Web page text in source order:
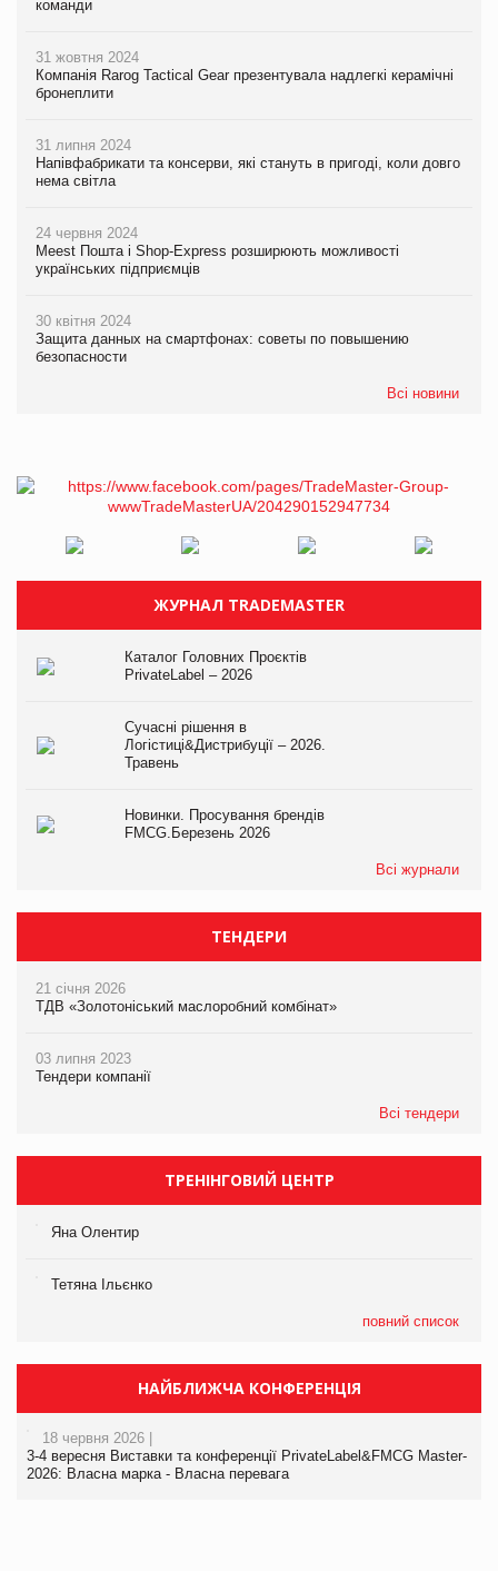
команди
31 жовтня 2024
Компанія Rarog Tactical Gear презентувала надлегкі керамічні
бронеплити
31 липня 2024
Напівфабрикати та консерви, які стануть в пригоді, коли довго
нема світла
24 червня 2024
Meest Пошта і Shop-Express розширюють можливості
українських підприємців
30 квітня 2024
Защита данных на смартфонах: советы по повышению
безопасности
Всі новини
ЖУРНАЛ TRADEMASTER
Каталог Головних Проєктів
PrivateLabel – 2026
Сучасні рішення в
Логістиці&Дистрибуції – 2026.
Травень
Новинки. Просування брендів
FMCG.Березень 2026
Всі журнали
ТЕНДЕРИ
21 січня 2026
ТДВ «Золотоніський маслоробний комбінат»
03 липня 2023
Тендери компанії
Всі тендери
ТРЕНІНГОВИЙ ЦЕНТР
Яна Олентир
Тетяна Ільєнко
повний список
НАЙБЛИЖЧА КОНФЕРЕНЦІЯ
18 червня 2026 |
3-4 вересня Виставки та конференції PrivateLabel&FMCG Master-
2026: Власна марка - Власна перевага